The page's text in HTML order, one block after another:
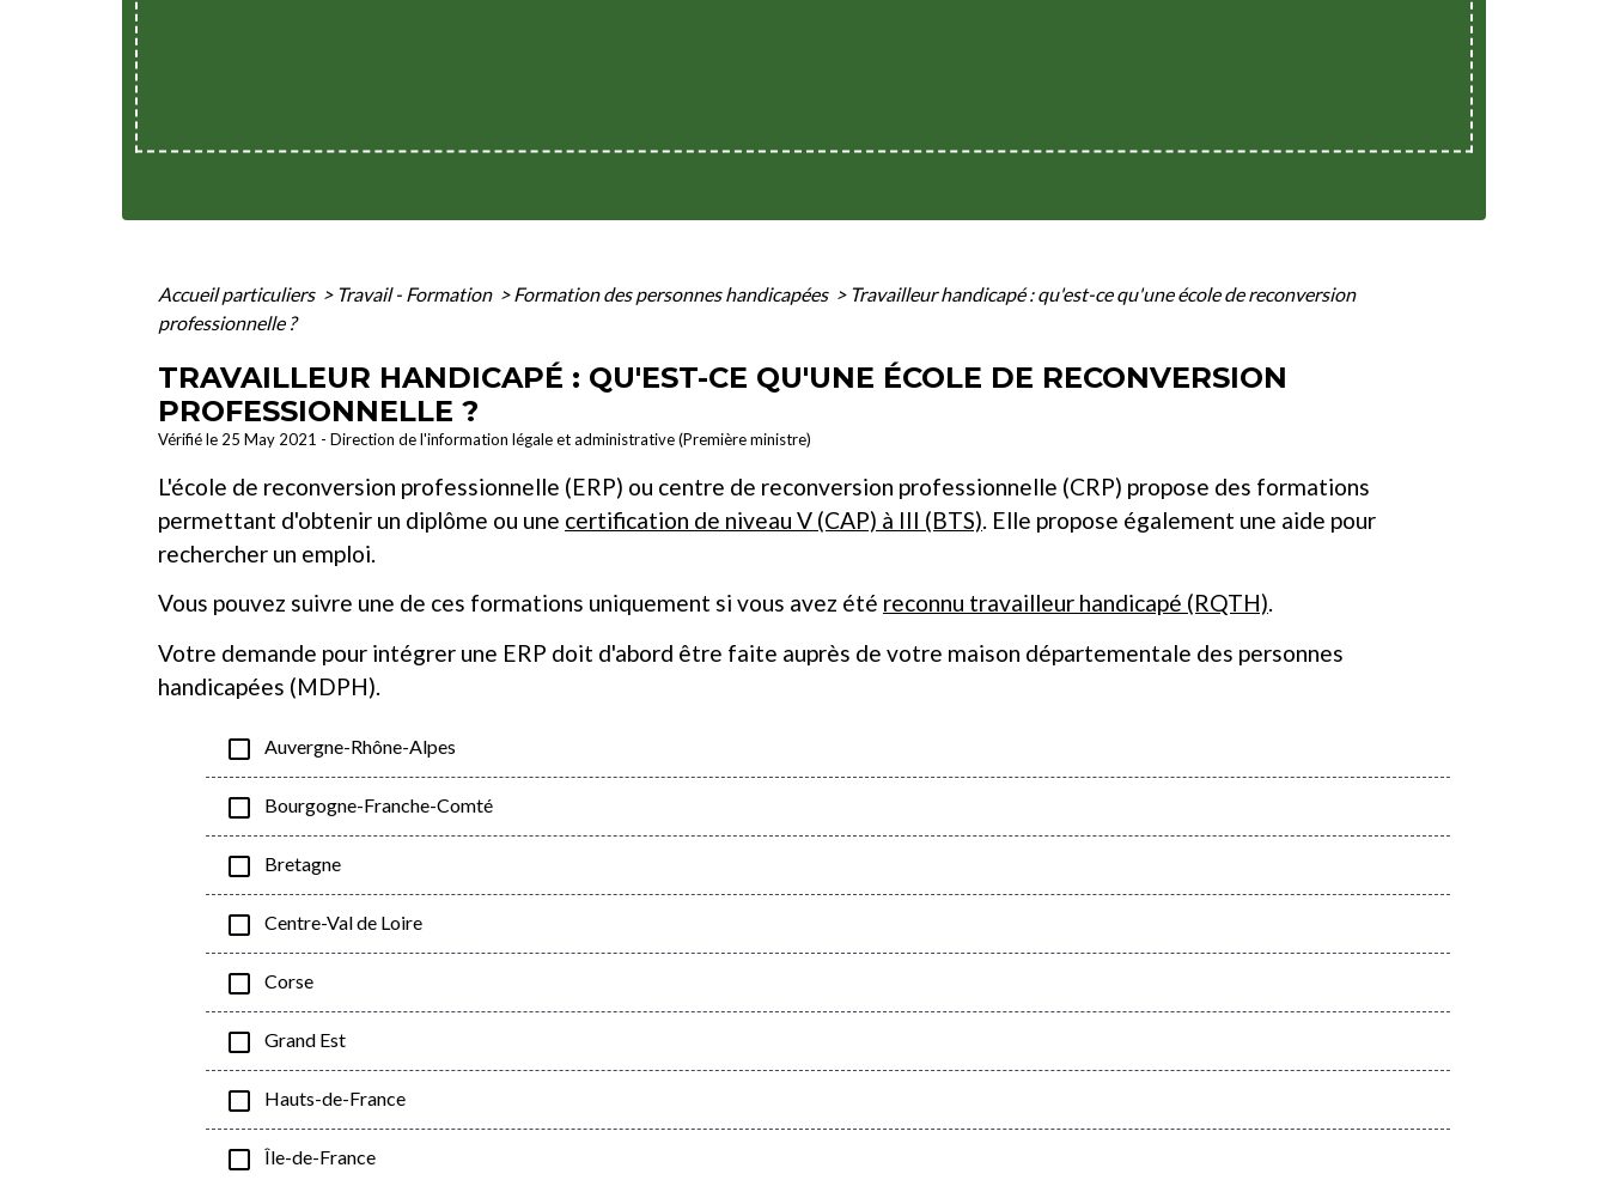
Accueil particuliers > Travail - Formation > Formation des personnes handicapées > Travailleur handicapé : qu'est-ce qu'une école de reconversion
professionnelle ?
TRAVAILLEUR HANDICAPÉ : QU'EST-CE QU'UNE ÉCOLE DE RECONVERSION
PROFESSIONNELLE ?
Vérifié le 25 May 2021 - Direction de l'information légale et administrative (Première ministre)
L'école de reconversion professionnelle (ERP) ou centre de reconversion professionnelle (CRP) propose des formations
permettant d'obtenir un diplôme ou une certification de niveau V (CAP) à III (BTS). Elle propose également une aide pour
rechercher un emploi.
Vous pouvez suivre une de ces formations uniquement si vous avez été reconnu travailleur handicapé (RQTH).
Votre demande pour intégrer une ERP doit d'abord être faite auprès de votre maison départementale des personnes
handicapées (MDPH).
check_box_outline_blank Auvergne-Rhône-Alpes
check_box_outline_blank Bourgogne-Franche-Comté
check_box_outline_blank Bretagne
check_box_outline_blank Centre-Val de Loire
check_box_outline_blank Corse
check_box_outline_blank Grand Est
check_box_outline_blank Hauts-de-France
check_box_outline_blank Île-de-France